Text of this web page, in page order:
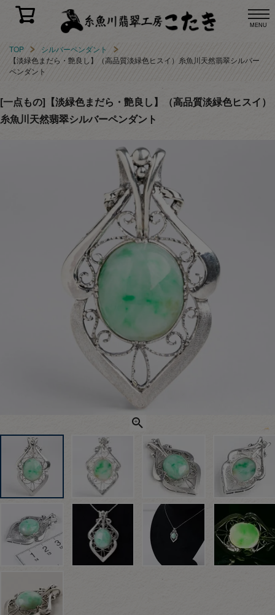
MENU
TOP
シルバーペンダント
【淡緑色まだら・艶良し】（高品質淡緑色ヒスイ）糸魚川天然翡翠シルバー
ペンダント
[一点もの]【淡緑色まだら・艶良し】（高品質淡緑色ヒスイ）
糸魚川天然翡翠シルバーペンダント